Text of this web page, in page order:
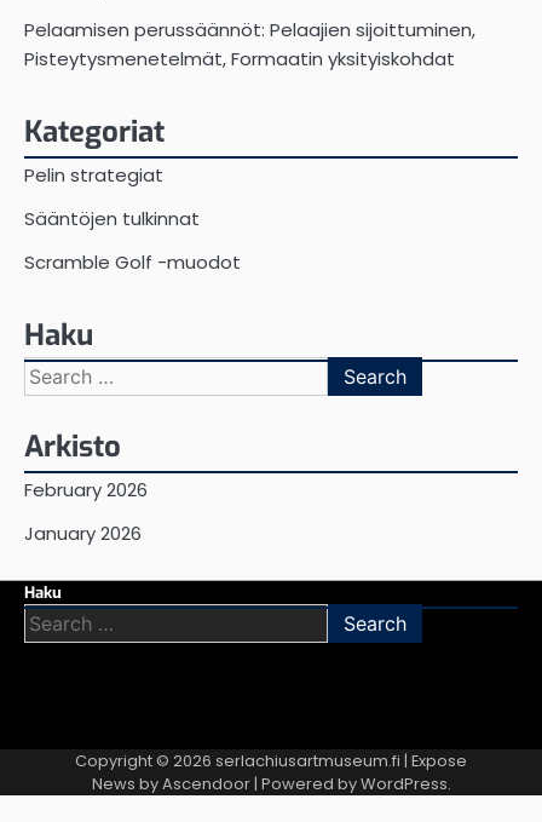
Pelaamisen perussäännöt: Pelaajien sijoittuminen,
Pisteytysmenetelmät, Formaatin yksityiskohdat
Kategoriat
Pelin strategiat
Sääntöjen tulkinnat
Scramble Golf -muodot
Haku
Search
for:
Arkisto
February 2026
January 2026
Haku
Search
for:
Copyright © 2026 serlachiusartmuseum.fi | Expose
News byAscendoor| Powered byWordPress.